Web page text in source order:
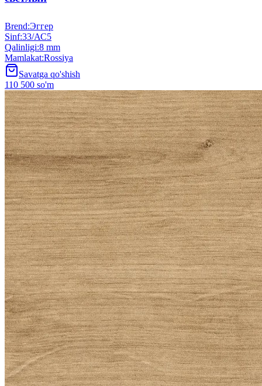
Brend:Эггер
Sinf:33/АС5
Qalinligi:8 mm
Mamlakat:Rossiya
Savatga qo'shish
110 500 so'm